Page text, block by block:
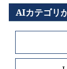
AIカテゴリ